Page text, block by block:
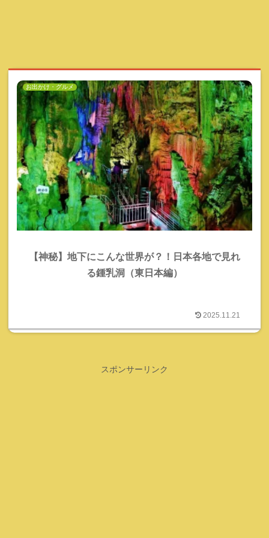
お出かけ・グルメ
【神秘】地下にこんな世界が？！日本各地で見れ
る鍾乳洞（東日本編）
2025.11.21
スポンサーリンク